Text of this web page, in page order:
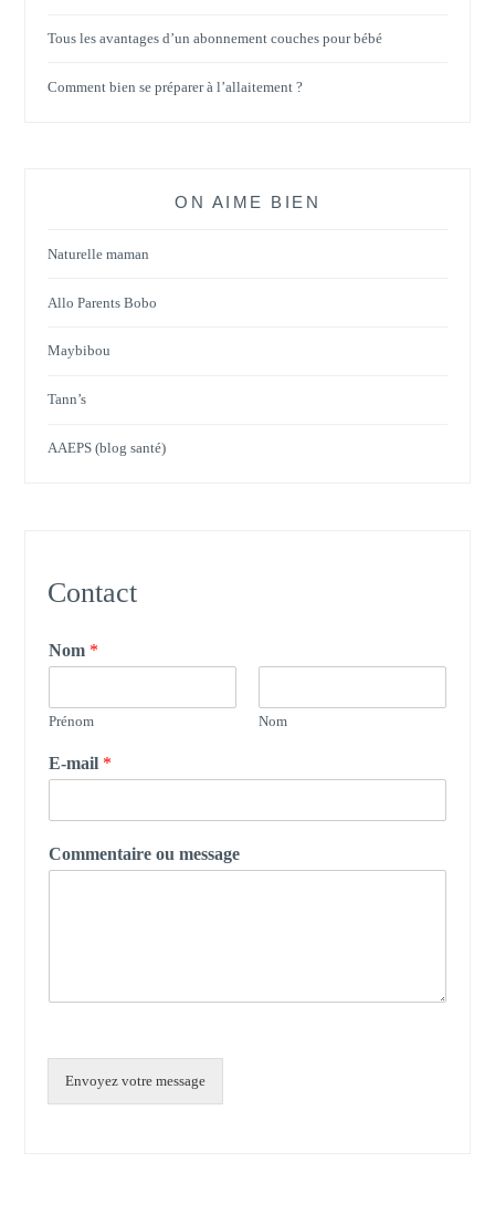
Tous les avantages d’un abonnement couches pour bébé
Comment bien se préparer à l’allaitement ?
ON AIME BIEN
Naturelle maman
Allo Parents Bobo
Maybibou
Tann’s
AAEPS (blog santé)
Contact
Nom *
Prénom Nom
E-mail *
Commentaire ou message
Envoyez votre message